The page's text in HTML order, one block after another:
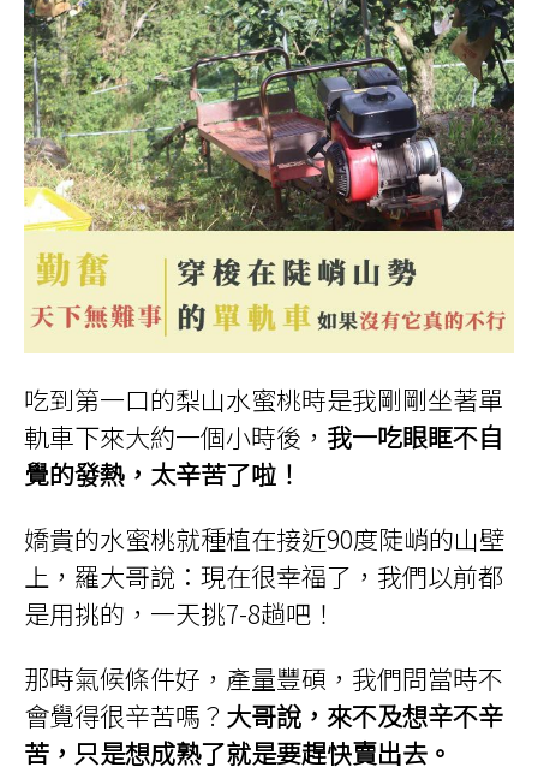
吃到第一口的梨山水蜜桃時是我剛剛坐著單
軌車下來大約一個小時後， 我一吃眼眶不自
覺的發熱，太辛苦了啦！
嬌貴的水蜜桃就種植在接近90度陡峭的山壁
上，羅大哥說：現在很幸福了，我們以前都
是用挑的，一天挑7-8趟吧！
那時氣候條件好，產量豐碩，我們問當時不
會覺得很辛苦嗎？ 大哥說，來不及想辛不辛
苦，只是想成熟了就是要趕快賣出去。